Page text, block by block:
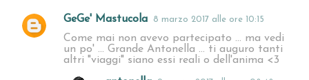
GeGe' Mastucola 8 marzo 2017 alle ore 10:15
Come mai non avevo partecipato ... ma vedi
un po' ... Grande Antonella ... ti auguro tanti
altri "viaggi" siano essi reali o dell'anima <3